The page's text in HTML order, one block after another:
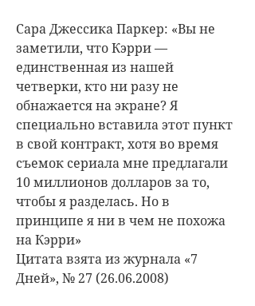
Сара Джессика Паркер: «Вы не
заметили, что Кэрри —
единственная из нашей
четверки, кто ни разу не
обнажается на экране? Я
специально вставила этот пункт
в свой контракт, хотя во время
съемок сериала мне предлагали
10 миллионов долларов за то,
чтобы я разделась. Но в
принципе я ни в чем не похожа
на Кэрри»
Цитата взята из журнала «7
Дней», № 27 (26.06.2008)